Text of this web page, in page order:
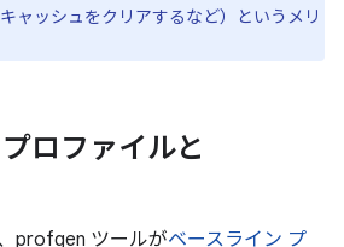
ャッシュをクリアするなど）というメリ
ロファイルと
profgen ツールがベースライン プ